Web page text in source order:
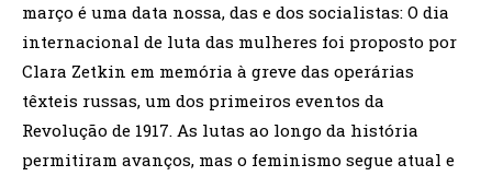
março é uma data nossa, das e dos socialistas: O dia
internacional de luta das mulheres foi proposto por
Clara Zetkin em memória à greve das operárias
têxteis russas, um dos primeiros eventos da
Revolução de 1917. As lutas ao longo da história
permitiram avanços, mas o feminismo segue atual e